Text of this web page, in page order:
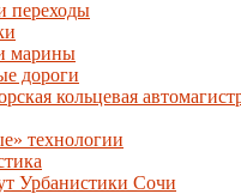
переходы
марины
дороги
кольцевая
технологии
Урбанистики Сочи